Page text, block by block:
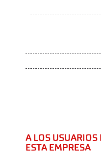
A LOS USUARIOS
ESTA EMPRESA